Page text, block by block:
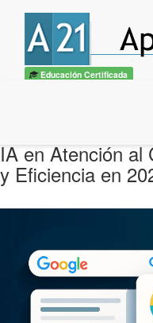
Educación Certificada
IA en Atención al
y Eficiencia en